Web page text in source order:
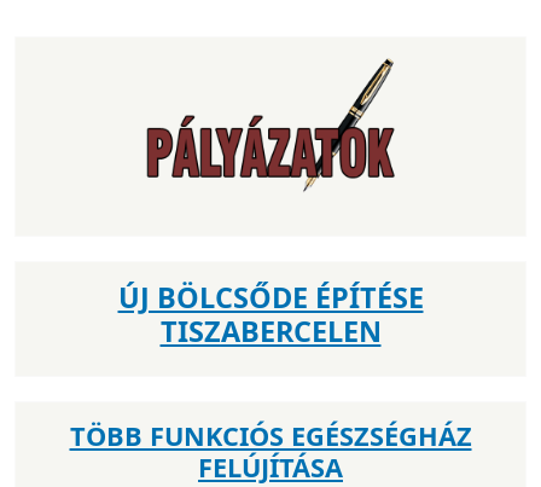
ÚJ BÖLCSŐDE ÉPÍTÉSE
TISZABERCELEN
TÖBB FUNKCIÓS EGÉSZSÉGHÁZ
FELÚJÍTÁSA